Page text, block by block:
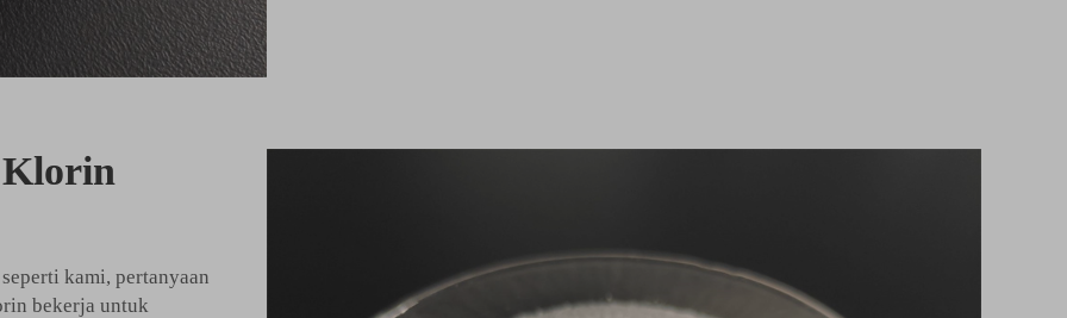
kami, pertanyaan
bekerja untuk